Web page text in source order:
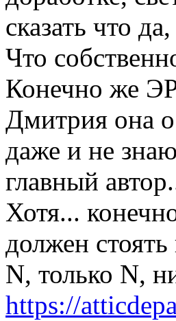
сказать что
Что
Конечно же
Дмитрия она
даже и не
главный
Хотя...
должен
N, только N,
https://